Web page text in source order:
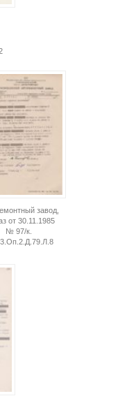
завод,
от 30.11.1985
№ 97/к.